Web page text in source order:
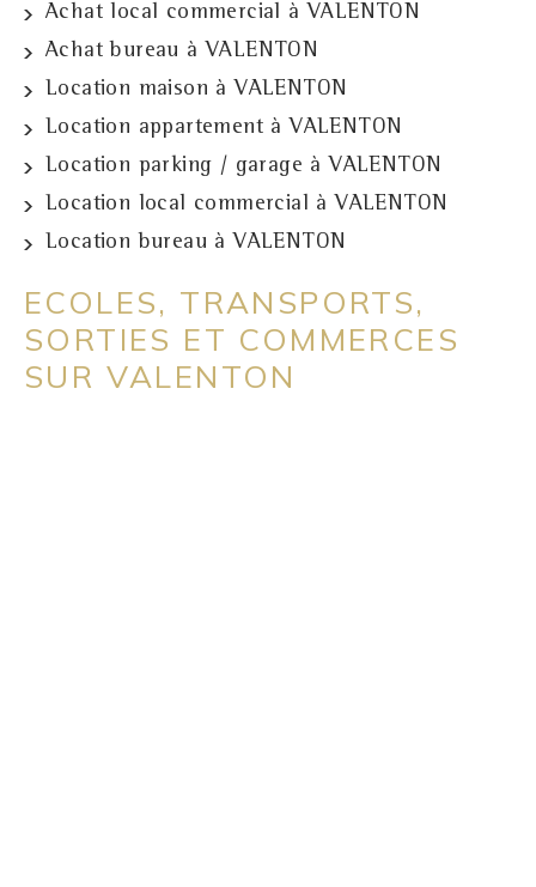
Achat local commercial à VALENTON
Achat bureau à VALENTON
Location maison à VALENTON
Location appartement à VALENTON
Location parking / garage à VALENTON
Location local commercial à VALENTON
Location bureau à VALENTON
ECOLES, TRANSPORTS,
SORTIES ET COMMERCES
SUR VALENTON